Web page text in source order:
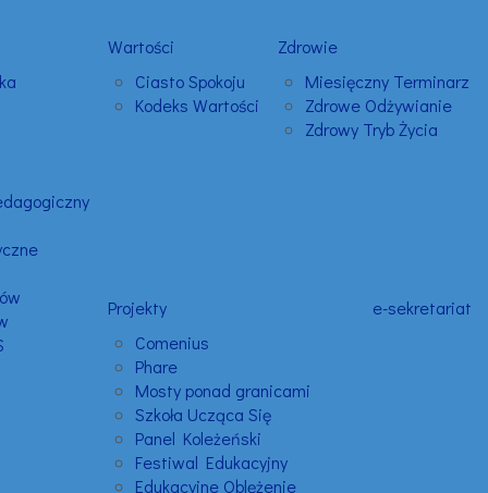
Wartości
Ciasto Spokoju
Kodeks Wartości
Zdrowie
Miesięczny Terminarz
Zdrowe Odżywianie
Zdrowy Tryb Życia
Projekty
Comenius
Phare
Mosty ponad granicami
Szkoła Ucząca Się
Panel Koleżeński
Festiwal Edukacyjny
Edukacyjne Oblężenie
e-sekretariat